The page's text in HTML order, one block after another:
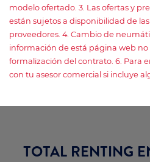
modelo ofertado. 3. Las ofertas y
están sujetos a disponibilidad de
proveedores. 4. Cambio de
información de está página web no
formalización del contrato. 6. Para
con tu asesor comercial si incluye
TOTAL RENTING